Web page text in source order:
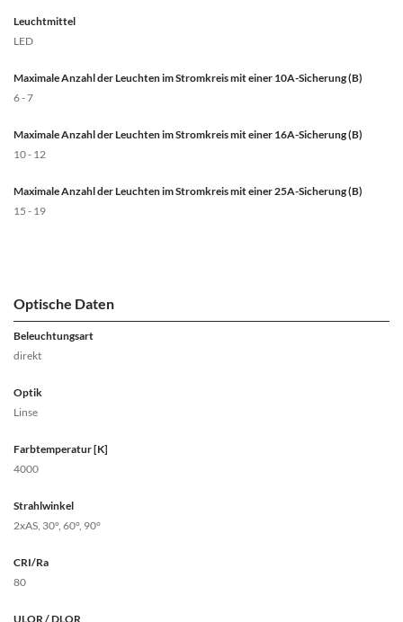
Leuchtmittel
LED
Maximale Anzahl der Leuchten im Stromkreis mit einer 10A-Sicherung (B)
6 - 7
Maximale Anzahl der Leuchten im Stromkreis mit einer 16A-Sicherung (B)
10 - 12
Maximale Anzahl der Leuchten im Stromkreis mit einer 25A-Sicherung (B)
15 - 19
Optische Daten
Beleuchtungsart
direkt
Optik
Linse
Farbtemperatur [K]
4000
Strahlwinkel
2xAS, 30°, 60°, 90°
CRI/Ra
80
ULOR / DLOR